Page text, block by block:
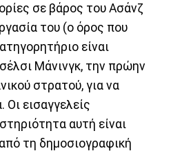
σε βάρος του Ασάνζ
του (ο όρος που
είναι
Μάνινγκ, την πρώην
στρατού, για να
Οι εισαγγελείς
αυτή είναι
τη δημοσιογραφική